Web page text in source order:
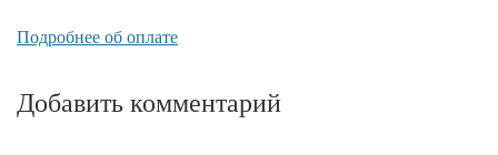
Подробнее об оплате
Добавить комментарий